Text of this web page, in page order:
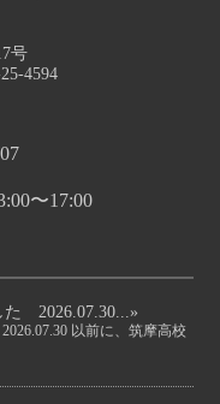
号
4594
〜17:00
た 2026.07.30...»
以前に、筑摩高校